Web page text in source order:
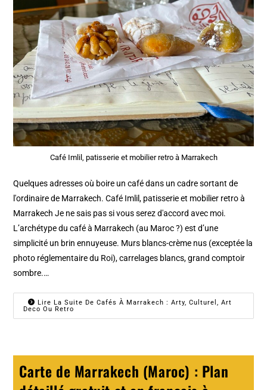
Café Imlil, patisserie et mobilier retro à Marrakech
Quelques adresses où boire un café dans un cadre sortant de
l'ordinaire de Marrakech. Café Imlil, patisserie et mobilier retro à
Marrakech Je ne sais pas si vous serez d'accord avec moi.
L’archétype du café à Marrakech (au Maroc ?) est d’une
simplicité un brin ennuyeuse. Murs blancs-crème nus (exceptée la
photo réglementaire du Roi), carrelages blancs, grand comptoir
sombre.…
Lire La Suite De Cafés À Marrakech : Arty, Culturel, Art
Deco Ou Retro
Carte de Marrakech (Maroc) : Plan